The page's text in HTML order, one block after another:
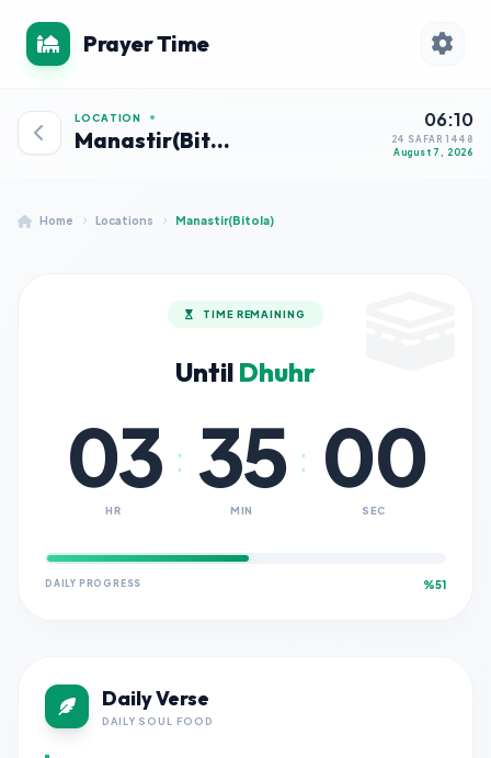
Prayer Time
LOCATION
Manastir(Bitola)
06:10
24 SAFAR 1448
August 7, 2026
Home Locations Manastir(Bitola)
TIME REMAINING
Until Dhuhr
03
HR
: 35
MIN
: 00
SEC
DAILY PROGRESS %51
Daily Verse
DAILY SOUL FOOD